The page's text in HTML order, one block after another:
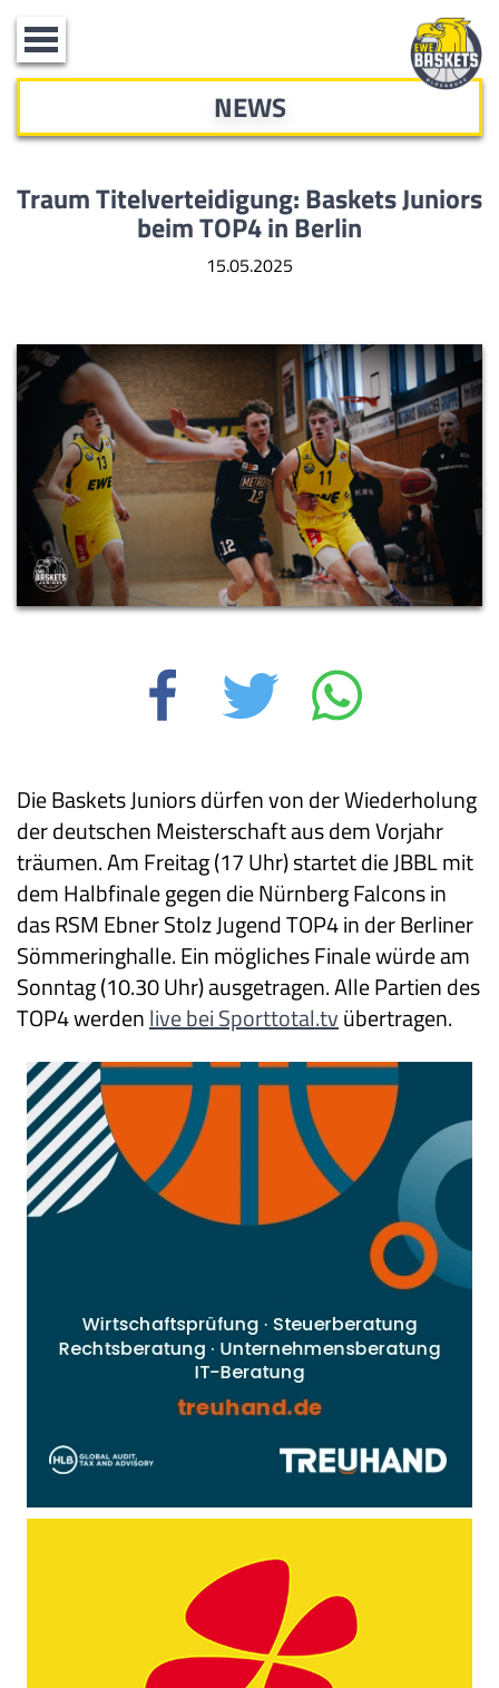
Toggle
navigation
NEWS
Traum Titelverteidigung: Baskets Juniors
beim TOP4 in Berlin
15.05.2025
Die Baskets Juniors dürfen von der Wiederholung
der deutschen Meisterschaft aus dem Vorjahr
träumen. Am Freitag (17 Uhr) startet die JBBL mit
dem Halbfinale gegen die Nürnberg Falcons in
das RSM Ebner Stolz Jugend TOP4 in der Berliner
Sömmeringhalle. Ein mögliches Finale würde am
Sonntag (10.30 Uhr) ausgetragen. Alle Partien des
TOP4 werdenlive bei Sporttotal.tvübertragen.